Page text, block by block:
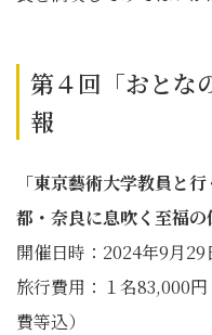
第４回「おとな
報
「東京藝術大学教員と
都・奈良に息吹く至福
開催日時：2024年9月29
旅行費用：１名83,000
費等込）